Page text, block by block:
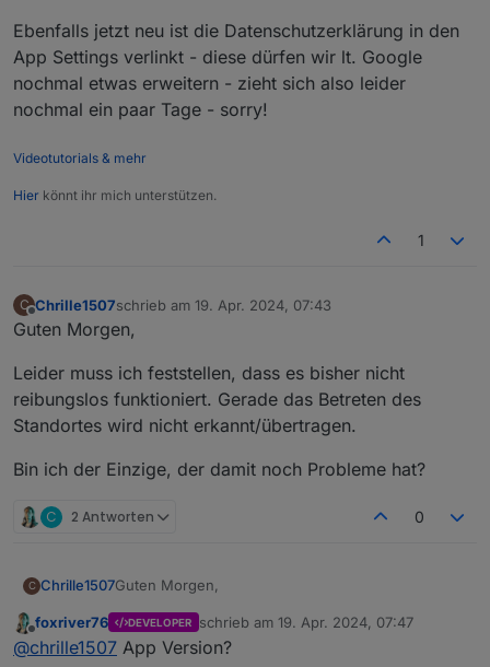
Ebenfalls jetzt neu ist die Datenschutzerklärung in den
App Settings verlinkt - diese dürfen wir lt. Google
nochmal etwas erweitern - zieht sich also leider
nochmal ein paar Tage - sorry!
Videotutorials & mehr
Hier könnt ihr mich unterstützen.
1
C
Offline
Chrille1507schrieb am 19. Apr. 2024, 07:43
zuletzt editiert von
Guten Morgen,
Leider muss ich feststellen, dass es bisher nicht
reibungslos funktioniert. Gerade das Betreten des
Standortes wird nicht erkannt/übertragen.
Bin ich der Einzige, der damit noch Probleme hat?
C 2 Antworten 0
C Chrille1507Guten Morgen,
Leider muss ich feststellen, dass es bisher nicht
reibungslos funktioniert. Gerade das Betreten des
Offline
foxriver76 DEVELOPER schrieb am 19. Apr. 2024, 07:47
zuletzt editiert von
@chrille1507 App Version?